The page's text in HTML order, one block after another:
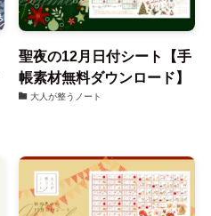
聖夜の12月日付シート【手
帳素材無料ダウンロード】
大人が整うノート